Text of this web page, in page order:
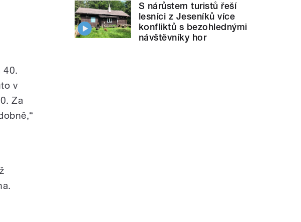
40.
v
Za
S nárůstem turistů řeší
lesníci z Jeseníků více
konfliktů s bezohlednými
návštěvníky hor